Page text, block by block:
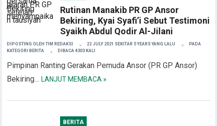
Rutinan Manakib PR GP Ansor
Bekiring, Kyai Syafi’i Sebut Testimoni
Syaikh Abdul Qodir Al-Jilani
DIPOSTING OLEHTIM REDAKSI 22 JULY 2021 SEKITAR 5 YEARS YANG LALU
PADA
KATEGORI
BERITA DIBACA 4303 KALI
Pimpinan Ranting Gerakan Pemuda Ansor (PR GP Ansor)
Bekiring…LANJUT MEMBACA »
BERITA